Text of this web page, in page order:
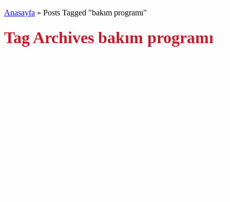
Anasayfa » Posts Tagged "bakım programı"
Tag Archives bakım programı